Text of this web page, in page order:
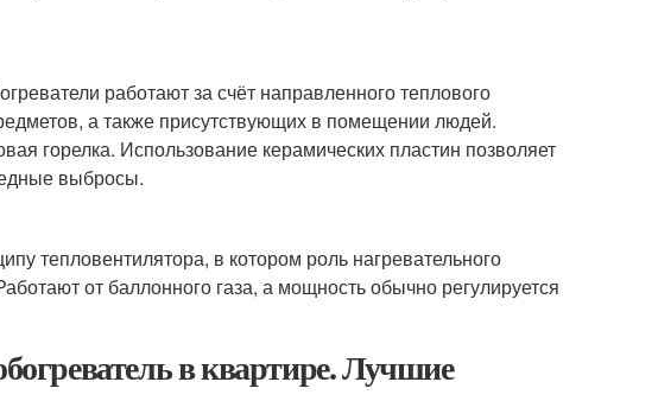
работают за счёт направленного теплового
а также присутствующих в помещении людей.
горелка. Использование керамических пластин позволяет
выбросы.
тепловентилятора, в котором роль нагревательного
от баллонного газа, а мощность обычно регулируется
в квартире. Лучшие